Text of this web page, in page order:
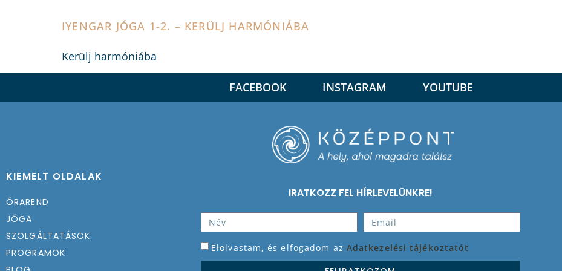
IYENGAR JÓGA 1-2. – KERÜLJ HARMÓNIÁBA
Kerülj harmóniába
FACEBOOK INSTAGRAM YOUTUBE
KIEMELT OLDALAK
ÓRAREND
JÓGA
SZOLGÁLTATÁSOK
PROGRAMOK
IRATKOZZ FEL HÍRLEVELÜNKRE!
Elolvastam, és elfogadom az Adatkezelési tájékoztatót